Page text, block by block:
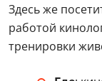
Здесь же
работой
тренировки